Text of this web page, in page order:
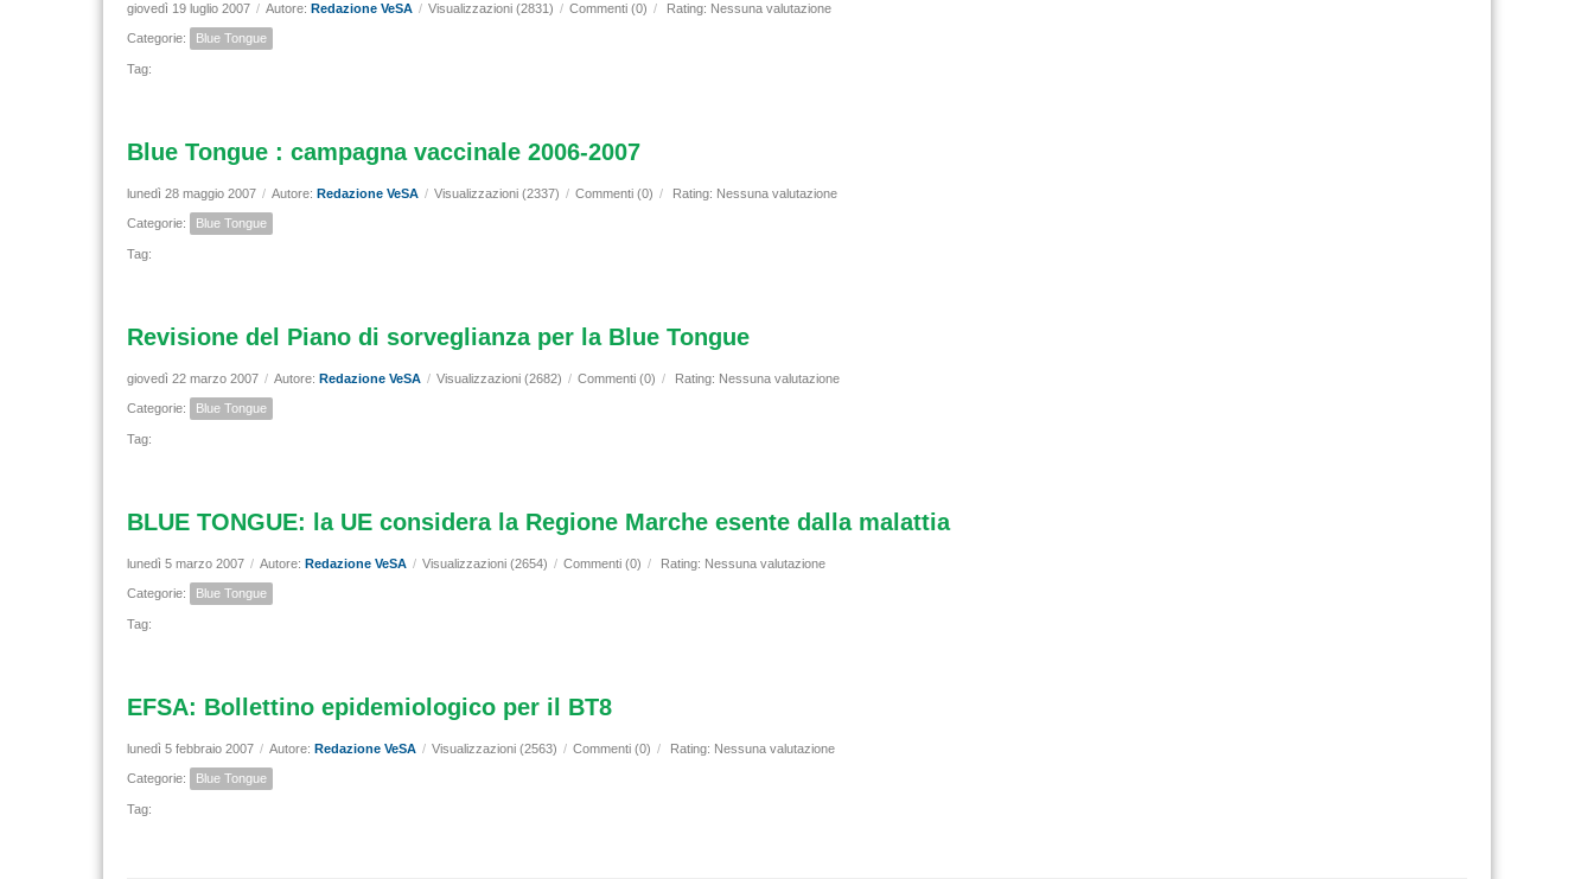
giovedì 19 luglio 2007 / Autore: Redazione VeSA / Visualizzazioni (2831) / Commenti (0) / Rating: Nessuna valutazione
Categorie: Blue Tongue
Tag:
Blue Tongue : campagna vaccinale 2006-2007
lunedì 28 maggio 2007 / Autore: Redazione VeSA / Visualizzazioni (2337) / Commenti (0) / Rating: Nessuna valutazione
Categorie: Blue Tongue
Tag:
Revisione del Piano di sorveglianza per la Blue Tongue
giovedì 22 marzo 2007 / Autore: Redazione VeSA / Visualizzazioni (2682) / Commenti (0) / Rating: Nessuna valutazione
Categorie: Blue Tongue
Tag:
BLUE TONGUE: la UE considera la Regione Marche esente dalla malattia
lunedì 5 marzo 2007 / Autore: Redazione VeSA / Visualizzazioni (2654) / Commenti (0) / Rating: Nessuna valutazione
Categorie: Blue Tongue
Tag:
EFSA: Bollettino epidemiologico per il BT8
lunedì 5 febbraio 2007 / Autore: Redazione VeSA / Visualizzazioni (2563) / Commenti (0) / Rating: Nessuna valutazione
Categorie: Blue Tongue
Tag: